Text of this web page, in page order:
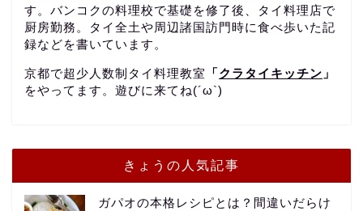
す。バンコクの料理校で基礎を修了後、タイ料理店で
厨房勤務。タイ全土や周辺諸国訪門時に食べ歩いた記
録などを書いています。
京都で超少人数制タイ料理教室 「 クラタイキッチン 」
をやってます。遊びに来てね(´ω`)
きょうの人気記事
ガパオの本格レシピとは？間違いだらけ